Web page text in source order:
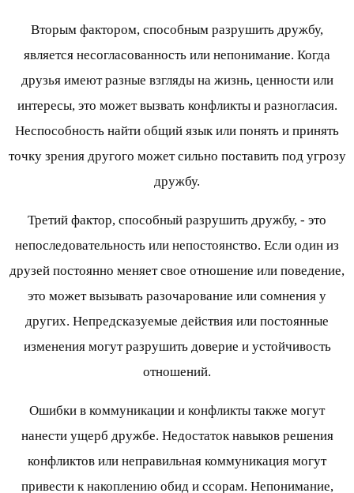
Вторым фактором, способным разрушить дружбу,
является несогласованность или непонимание. Когда
друзья имеют разные взгляды на жизнь, ценности или
интересы, это может вызвать конфликты и разногласия.
Неспособность найти общий язык или понять и принять
точку зрения другого может сильно поставить под угрозу
дружбу.
Третий фактор, способный разрушить дружбу, - это
непоследовательность или непостоянство. Если один из
друзей постоянно меняет свое отношение или поведение,
это может вызывать разочарование или сомнения у
других. Непредсказуемые действия или постоянные
изменения могут разрушить доверие и устойчивость
отношений.
Ошибки в коммуникации и конфликты также могут
нанести ущерб дружбе. Недостаток навыков решения
конфликтов или неправильная коммуникация могут
привести к накоплению обид и ссорам. Непонимание,